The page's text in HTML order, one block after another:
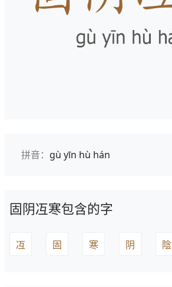
拼音： gù yīn hù hán
固阴冱寒包含的字
冱 固 寒 阴 陰